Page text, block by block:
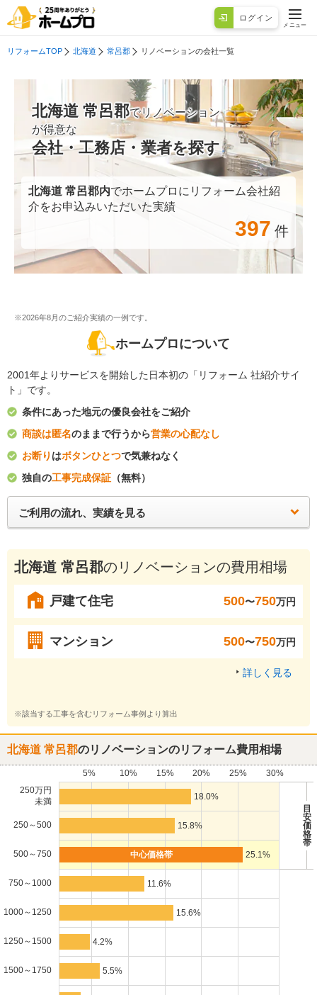
ログイン
メニュー
リフォームTOP 北海道 常呂郡 リノベーションの会社一覧
北海道 常呂郡でリノベーション
が得意な
会社・工務店・業者を探す
北海道 常呂郡内でホームプロにリフォーム会社紹
介をお申込みいただいた実績
397 件
※2026年8月のご紹介実績の一例です。
ホームプロについて
2001年よりサービスを開始した日本初の「リフォーム 社紹介サイ
ト」です。
条件にあった地元の優良会社をご紹介
商談は匿名のままで行うから営業の心配なし
お断り はボタンひとつで気兼ねなく
独自の工事完成保証 （無料）
ご利用の流れ、実績を見る
北海道 常呂郡のリノベーションの費用相場
戸建て住宅 500〜750万円
マンション 500〜750万円
詳しく見る
※該当する工事を含むリフォーム事例より算出
北海道 常呂郡のリノベーションのリフォーム費用相場
5% 10% 15% 20% 25%
30%
250万円
未満
18.0%
目
安
価
格
帯
250～500 15.8%
500～750 25.1%
750～1000 11.6%
1000～1250 15.6%
1250～1500 4.2%
1500～1750 5.5%